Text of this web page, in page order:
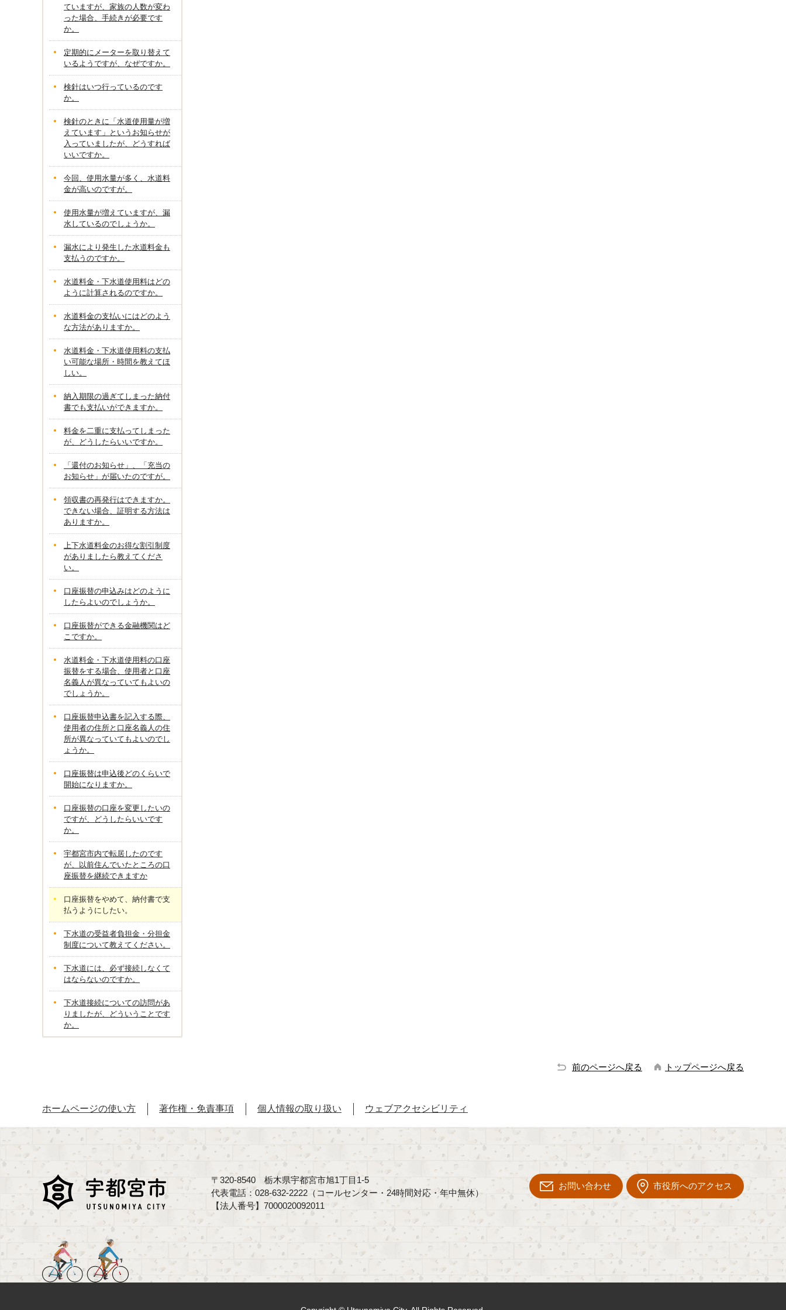
ていますが、家族の人数が変わ
った場合、手続きが必要です
か。
定期的にメーターを取り替えて
いるようですが、なぜですか。
検針はいつ行っているのです
か。
検針のときに「水道使用量が増
えています」というお知らせが
入っていましたが、どうすれば
いいですか。
今回、使用水量が多く、水道料
金が高いのですが。
使用水量が増えていますが、漏
水しているのでしょうか。
漏水により発生した水道料金も
支払うのですか。
水道料金・下水道使用料はどの
ように計算されるのですか。
水道料金の支払いにはどのよう
な方法がありますか。
水道料金・下水道使用料の支払
い可能な場所・時間を教えてほ
しい。
納入期限の過ぎてしまった納付
書でも支払いができますか。
料金を二重に支払ってしまった
が、どうしたらいいですか。
「還付のお知らせ」、「充当の
お知らせ」が届いたのですが。
領収書の再発行はできますか。
できない場合、証明する方法は
ありますか。
上下水道料金のお得な割引制度
がありましたら教えてくださ
い。
口座振替の申込みはどのように
したらよいのでしょうか。
口座振替ができる金融機関はど
こですか。
水道料金・下水道使用料の口座
振替をする場合、使用者と口座
名義人が異なっていてもよいの
でしょうか。
口座振替申込書を記入する際、
使用者の住所と口座名義人の住
所が異なっていてもよいのでし
ょうか。
口座振替は申込後どのくらいで
開始になりますか。
口座振替の口座を変更したいの
ですが、どうしたらいいです
か。
宇都宮市内で転居したのです
が、以前住んでいたところの口
座振替を継続できますか
口座振替をやめて、納付書で支
払うようにしたい。
下水道の受益者負担金・分担金
制度について教えてください。
下水道には、必ず接続しなくて
はならないのですか。
下水道接続についての訪問があ
りましたが、どういうことです
か。
前のページへ戻る トップページへ戻る
ホームページの使い方 著作権・免責事項 個人情報の取り扱い ウェブアクセシビリティ
〒320-8540 栃木県宇都宮市旭1丁目1-5
代表電話：028-632-2222（コールセンター・24時間対応・年中無休）
【法人番号】7000020092011
お問い合わせ 市役所へのアクセス